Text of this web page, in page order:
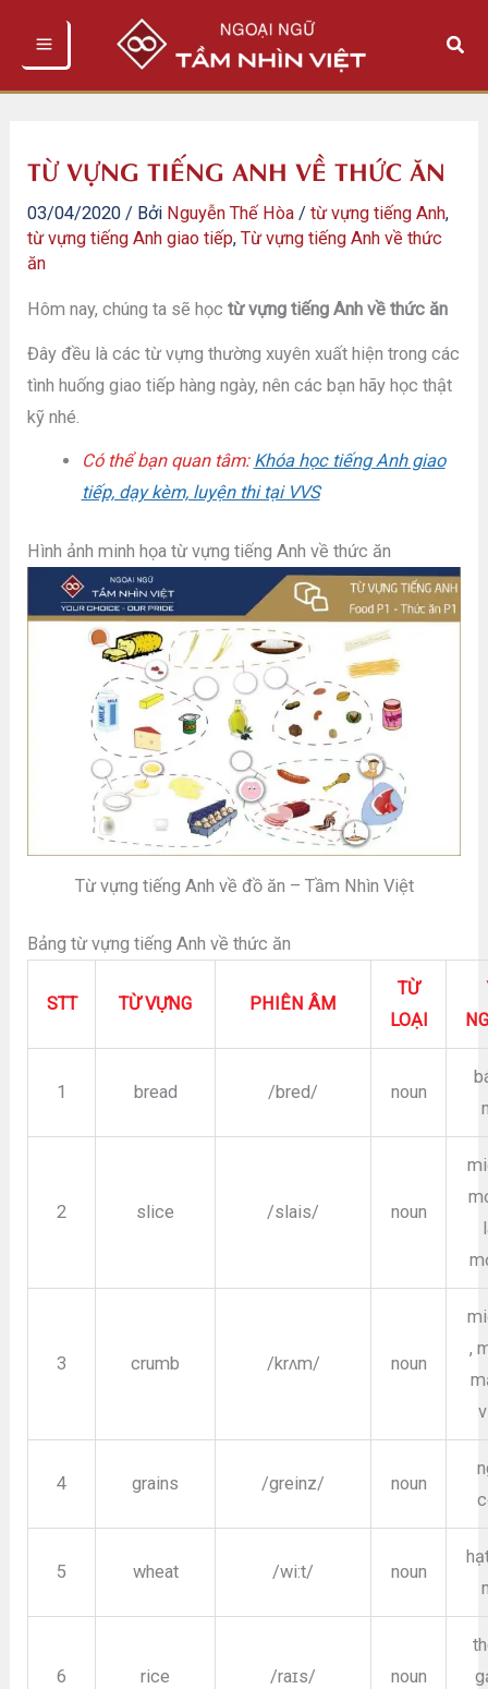
Tìm
TỪ VỰNG TIẾNG ANH VỀ THỨC ĂN
03/04/2020 / Bởi Nguyễn Thế Hòa /từ vựng tiếng Anh,
từ vựng tiếng Anh giao tiếp,Từ vựng tiếng Anh về thức
ăn
Hôm nay, chúng ta sẽ họctừ vựng tiếng Anh về thức ăn
Đây đều là các từ vựng thường xuyên xuất hiện trong các
tình huống giao tiếp hàng ngày, nên các bạn hãy học thật
kỹ nhé.
Có thể bạn quan tâm: Khóa học tiếng Anh giao
tiếp, dạy kèm, luyện thi tại VVS
Hình ảnh minh họa từ vựng tiếng Anh về thức ăn
Từ vựng tiếng Anh về đồ ăn – Tầm Nhìn Việt
Bảng từ vựng tiếng Anh về thức ăn
STT TỪ VỰNG PHIÊN ÂM
TỪ
LOẠI
1 bread /bred/ noun
2 slice /slais/ noun
3 crumb /krʌm/ noun
,
4 grains /greinz/ noun
5 wheat /wi:t/ noun
6 rice /raɪs/ noun